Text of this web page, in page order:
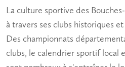
La culture sportive des
à travers ses clubs historiques
Des championnats
clubs, le calendrier sportif local